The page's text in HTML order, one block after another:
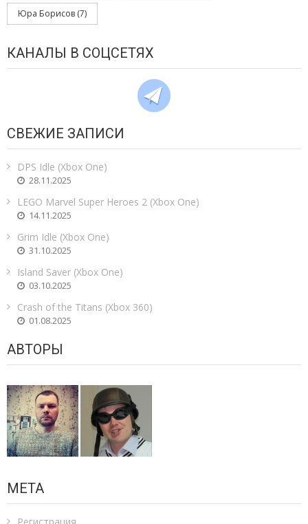
Юра Борисов (7)
КАНАЛЫ В СОЦСЕТЯХ
СВЕЖИЕ ЗАПИСИ
DPS Idle (Xbox One)
28.11.2025
LEGO Marvel Super Heroes 2 (Xbox One)
14.11.2025
Grim Idle (Xbox One)
31.10.2025
Island Saver (Xbox One)
03.10.2025
Crash of the Titans (Xbox 360)
01.08.2025
АВТОРЫ
МЕТА